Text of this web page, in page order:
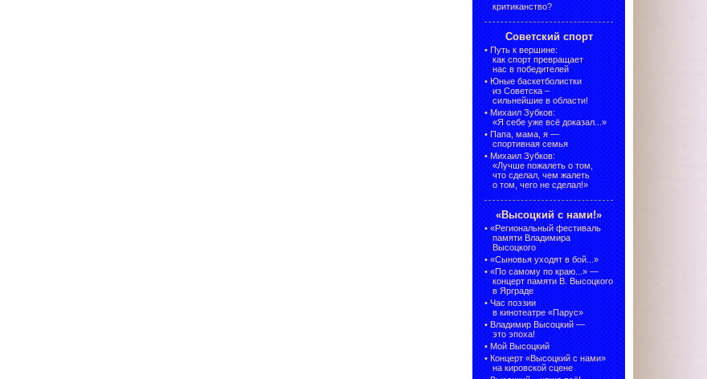
критиканство?
Советский спорт
• Путь к вершине:
как спорт превращает
нас в победителей
• Юные баскетболистки
из Советска –
сильнейшие в области!
• Михаил Зубков:
«Я себе уже всё доказал...»
• Папа, мама, я —
спортивная семья
• Михаил Зубков:
«Лучше пожалеть о том,
что сделал, чем жалеть
о том, чего не сделал!»
«Высоцкий с нами!»
• «Региональный фестиваль
памяти Владимира
Высоцкого
• «Сыновья уходят в бой...»
• «По самому по краю...» —
концерт памяти В. Высоцкого
в Ярграде
• Час поэзии
в кинотеатре «Парус»
• Владимир Высоцкий —
это эпоха!
• Мой Высоцкий
• Концерт «Высоцкий с нами»
на кировской сцене